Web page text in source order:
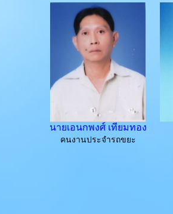
นายเอนกพงศ์ เทียมทอง
คนงานประจำรถขยะ